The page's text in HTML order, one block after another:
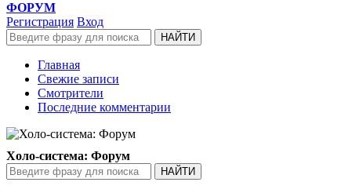
ФОРУМ
Регистрация Вход
Главная
Свежие записи
Смотрители
Последние комментарии
Холо-система: Форум